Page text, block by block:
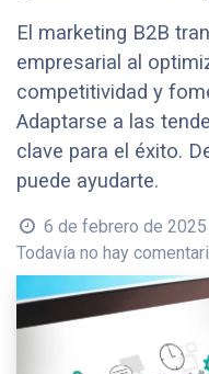
El marketing B2B
empresarial al
competitividad y
Adaptarse a las
clave para el éxito.
puede ayudarte.
6 de febrero de 2025
Todavía no hay